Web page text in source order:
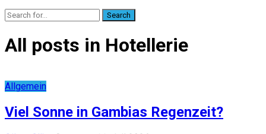
Search
All posts in Hotellerie
Allgemein
Viel Sonne in Gambias Regenzeit?